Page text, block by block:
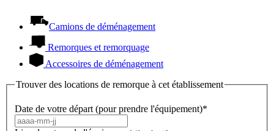
Camions de déménagement
Remorques et remorquage
Accessoires de déménagement
Trouver des locations de remorque à cet établissement
Date de votre départ (pour prendre l'équipement)*